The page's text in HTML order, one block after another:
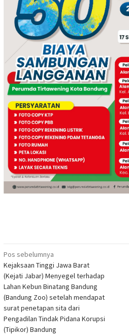
Navigasi
pos
Pos sebelumnya
Kejaksaan Tinggi Jawa Barat
(Kejati Jabar) Menyegel terhadap
Lahan Kebun Binatang Bandung
(Bandung Zoo) setelah mendapat
surat penetapan sita dari
Pengadilan Tindak Pidana Korupsi
(Tipikor) Bandung